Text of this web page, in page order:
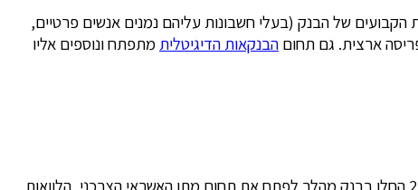
מפני שמאז הפך לבנק מסחרי הוא מצוי בצמיחה מתמדת. נכון לאמצע שנת 2017 בסיס הלקוחות הקבועים של הבנק (בעלי חשבונות עליהם נמנים אנשים פרטיים,
הבנקאות הדיגיטלית מתפתח ונוספים אליו
כאמור, בנק ירושלים כיום הוא בנק מסחרי לכל דבר ועניין ולפיכך ניתן לקבל מן הבנק מענה לכל צורך פיננסי פרטי או עיסקי. משנת 2010 החלו בבנק מהלך לפתח את תחום מתן האשראי הצרכני, הלוואות